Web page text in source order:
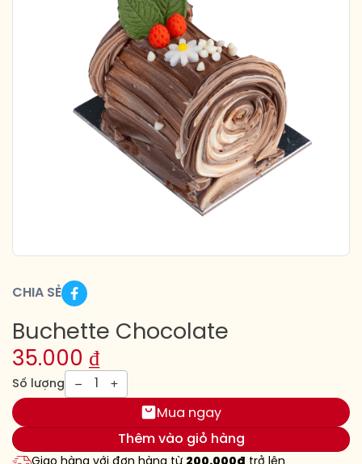
CHIA SẺ
Buchette Chocolate
35.000 ₫
Số lượng 1
Mua ngay
Thêm vào giỏ hàng
Giao hàng với đơn hàng từ 200.000đ trở lên